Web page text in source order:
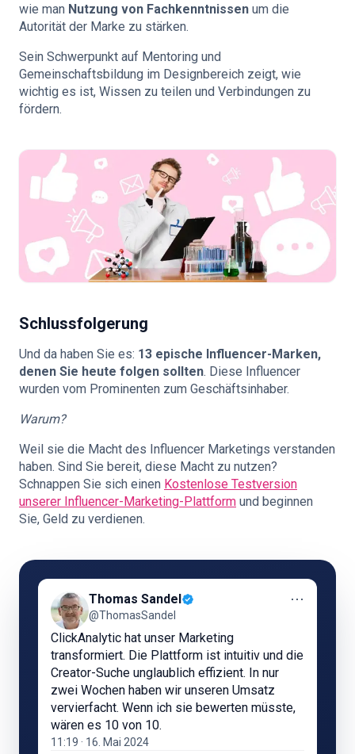
wie man Nutzung von Fachkenntnissen um die
Autorität der Marke zu stärken.
Sein Schwerpunkt auf Mentoring und
Gemeinschaftsbildung im Designbereich zeigt, wie
wichtig es ist, Wissen zu teilen und Verbindungen zu
fördern.
Schlussfolgerung
Und da haben Sie es: 13 epische Influencer-Marken,
denen Sie heute folgen sollten. Diese Influencer
wurden vom Prominenten zum Geschäftsinhaber.
Warum?
Weil sie die Macht des Influencer Marketings verstanden
haben. Sind Sie bereit, diese Macht zu nutzen?
Schnappen Sie sich einen Kostenlose Testversion
unserer Influencer-Marketing-Plattform und beginnen
Sie, Geld zu verdienen.
Thomas Sandel
@ThomasSandel
⋯
ClickAnalytic hat unser Marketing
transformiert. Die Plattform ist intuitiv und die
Creator-Suche unglaublich effizient. In nur
zwei Wochen haben wir unseren Umsatz
vervierfacht. Wenn ich sie bewerten müsste,
wären es 10 von 10.
11:19 · 16. Mai 2024